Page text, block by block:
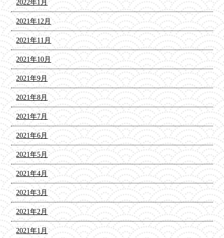
2022年1月
2021年12月
2021年11月
2021年10月
2021年9月
2021年8月
2021年7月
2021年6月
2021年5月
2021年4月
2021年3月
2021年2月
2021年1月